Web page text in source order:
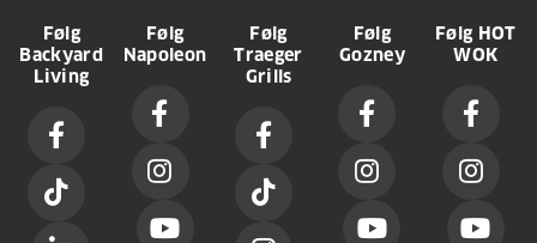
Følg
Backyard
Living
Følg
Napoleon
Følg
Traeger
Grills
Følg
Gozney
Følg HOT
WOK